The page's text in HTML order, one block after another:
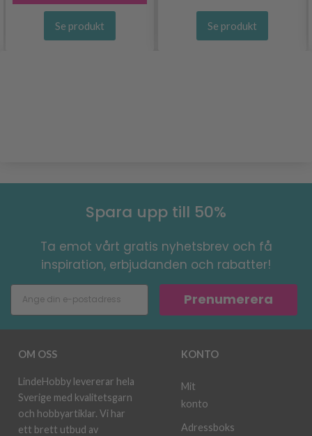
Se produkt Se produkt
Spara upp till 50%
Ta emot vårt gratis nyhetsbrev och få
inspiration, erbjudanden och rabatter!
Prenumerera
OM OSS
LindeHobby levererar hela
Sverige med kvalitetsgarn
och hobbyartiklar. Vi har
ett brett utbud av
KONTO
Mit
konto
Adressboks